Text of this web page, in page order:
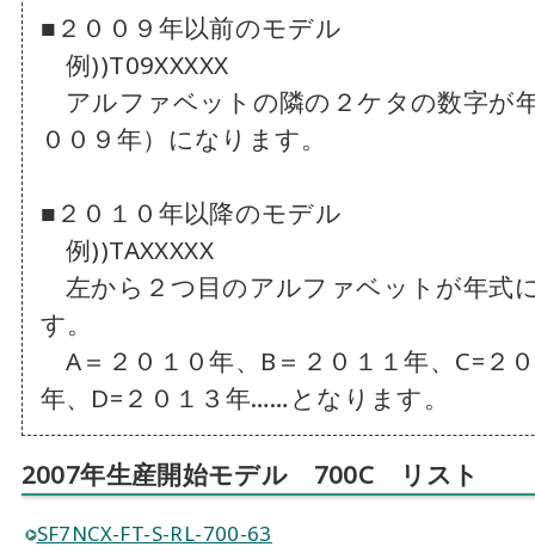
■２００９年以前のモデル
例))T09XXXXX
アルファベットの隣の２ケタの数字が
００９年）になります。
■２０１０年以降のモデル
例))TAXXXXX
左から２つ目のアルファベットが年式
す。
A＝２０１０年、B＝２０１１年、C=２
年、D=２０１３年……となります。
2007年生産開始モデル 700C リスト
SF7NCX-FT-S-RL-700-63